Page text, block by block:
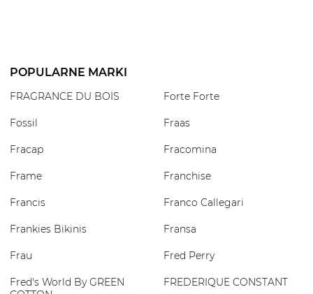
POPULARNE MARKI
FRAGRANCE DU BOIS Forte Forte
Fossil Fraas
Fracap Fracomina
Frame Franchise
Francis Franco Callegari
Frankies Bikinis Fransa
Frau Fred Perry
Fred's World By GREEN
FREDERIQUE CONSTANT